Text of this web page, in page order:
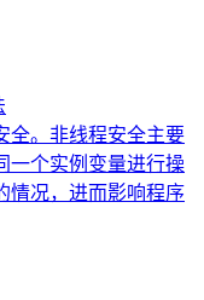
全。非线程安全主要
一个实例变量进行操
情况，进而影响程序